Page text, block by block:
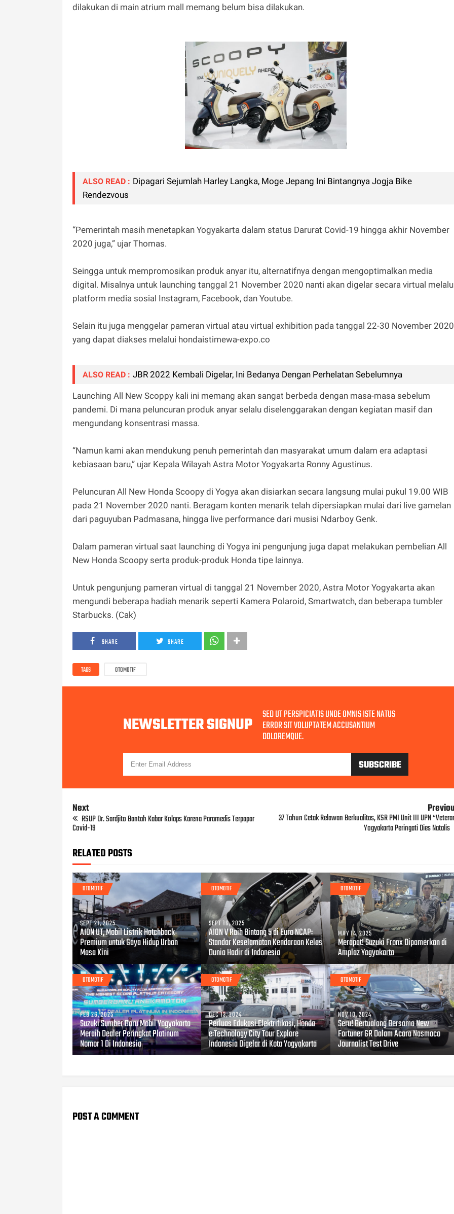
dilakukan di main atrium mall memang belum bisa dilakukan.
ALSO READ : Dipagari Sejumlah Harley Langka, Moge Jepang Ini Bintangnya Jogja Bike
Rendezvous
“Pemerintah masih menetapkan Yogyakarta dalam status Darurat Covid-19 hingga akhir November
2020 juga,” ujar Thomas.
Seingga untuk mempromosikan produk anyar itu, alternatifnya dengan mengoptimalkan media
digital. Misalnya untuk launching tanggal 21 November 2020 nanti akan digelar secara virtual
platform media sosial Instagram, Facebook, dan Youtube.
Selain itu juga menggelar pameran virtual atau virtual exhibition pada tanggal 22-30 November 2020
yang dapat diakses melalui hondaistimewa-expo.co
ALSO READ : JBR 2022 Kembali Digelar, Ini Bedanya Dengan Perhelatan Sebelumnya
Launching All New Scoppy kali ini memang akan sangat berbeda dengan masa-masa sebelum
pandemi. Di mana peluncuran produk anyar selalu diselenggarakan dengan kegiatan masif dan
mengundang konsentrasi massa.
“Namun kami akan mendukung penuh pemerintah dan masyarakat umum dalam era adaptasi
kebiasaan baru,” ujar Kepala Wilayah Astra Motor Yogyakarta Ronny Agustinus.
Peluncuran All New Honda Scoopy di Yogya akan disiarkan secara langsung mulai pukul 19.00 WIB
pada 21 November 2020 nanti. Beragam konten menarik telah dipersiapkan mulai dari live gamelan
dari paguyuban Padmasana, hingga live performance dari musisi Ndarboy Genk.
Dalam pameran virtual saat launching di Yogya ini pengunjung juga dapat melakukan pembelian All
New Honda Scoopy serta produk-produk Honda tipe lainnya.
Untuk pengunjung pameran virtual di tanggal 21 November 2020, Astra Motor Yogyakarta akan
mengundi beberapa hadiah menarik seperti Kamera Polaroid, Smartwatch, dan beberapa tumbler
Starbucks. (Cak)
SHARE SHARE
TAGS OTOMOTIF
NEWSLETTER SIGNUP SED UT PERSPICIATIS UNDE OMNIS ISTE NATUS
ERROR SIT VOLUPTATEM ACCUSANTIUM
DOLOREMQUE.
Next
RSUP Dr. Sardjito Bantah Kabar Kolaps Karena Paramedis Terpapar
Covid-19
37 Tahun Cetak Relawan Berkualitas, KSR PMI Unit III UPN
Yogyakarta Peringati Dies Natalis
RELATED POSTS
OTOMOTIF
SEPT 21, 2025
AION UT, Mobil Listrik Hatchback
Premium untuk Gaya Hidup Urban
Masa Kini
OTOMOTIF
SEPT 16, 2025
AION V Raih Bintang 5 di Euro NCAP:
Standar Keselamatan Kendaraan Kelas
Dunia Hadir di Indonesia
OTOMOTIF
MAY 14, 2025
Merapat! Suzuki Fronx Dipamerkan di
Amplaz Yogyakarta
OTOMOTIF
FEB 26, 2025
Suzuki Sumber Baru Mobil Yogyakarta
Meraih Dealer Peringkat Platinum
Nomor 1 Di Indonesia
OTOMOTIF
DEC 13, 2024
Perluas Edukasi Elektrifikasi, Honda
e:Technology City Tour Explore
Indonesia Digelar di Kota Yogyakarta
OTOMOTIF
NOV 10, 2024
Seru! Bertualang Bersama New
Fortuner GR Dalam Acara Nasmoco
Journalist Test Drive
POST A COMMENT